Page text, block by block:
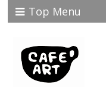
Top Menu